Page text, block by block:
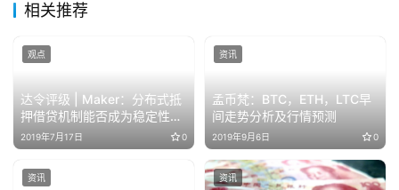
相关推荐
达令评级 | Maker：分布式抵
押借贷机制能否成为稳定性的
基石？
2019年7月17日 0
观点
孟币梵：BTC，ETH，LTC早
间走势分析及行情预测
2019年9月6日 0
资讯
资讯 资讯